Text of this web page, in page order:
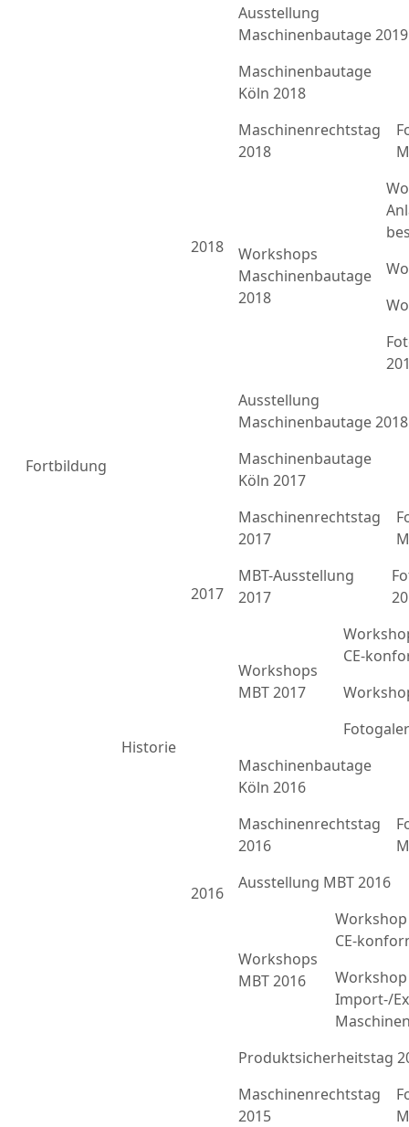
Fortbildung
Historie
Ausstellung
Maschinenbautage 2019
2018
Maschinenbautage
Köln 2018
Maschinenrechtstag
2018
Workshops
Maschinenbautage
2018
Ausstellung
Maschinenbautage 2018
2017
Maschinenbautage
Köln 2017
Maschinenrechtstag
2017
MBT-Ausstellung
2017
Workshops
MBT 2017
CE-
2016
Maschinenbautage
Köln 2016
Maschinenrechtstag
2016
Ausstellung MBT 2016
Workshops
MBT 2016
CE-
Import-/
Produktsicherheitstag
Maschinenrechtstag
2015